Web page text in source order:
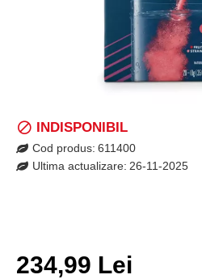
234,99 Lei
INDISPONIBIL
Cod produs: 611400
Ultima actualizare: 26-11-2025